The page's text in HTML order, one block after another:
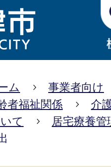
ム
事業者向け
者福祉関係
介
て
居宅療養管